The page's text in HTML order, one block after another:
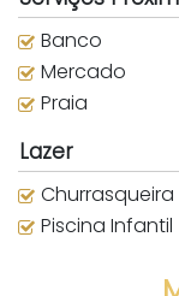
Banco
Mercado
Praia
Lazer
Churrasqueira
Piscina Infantil